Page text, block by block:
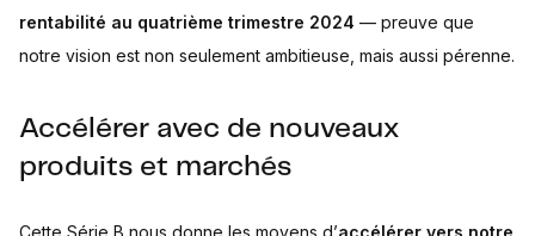
rentabilité au quatrième trimestre 2024 — preuve que
notre vision est non seulement ambitieuse, mais aussi pérenne.
Accélérer avec de nouveaux
produits et marchés
Cette Série B nous donne les moyens d’accélérer vers notre